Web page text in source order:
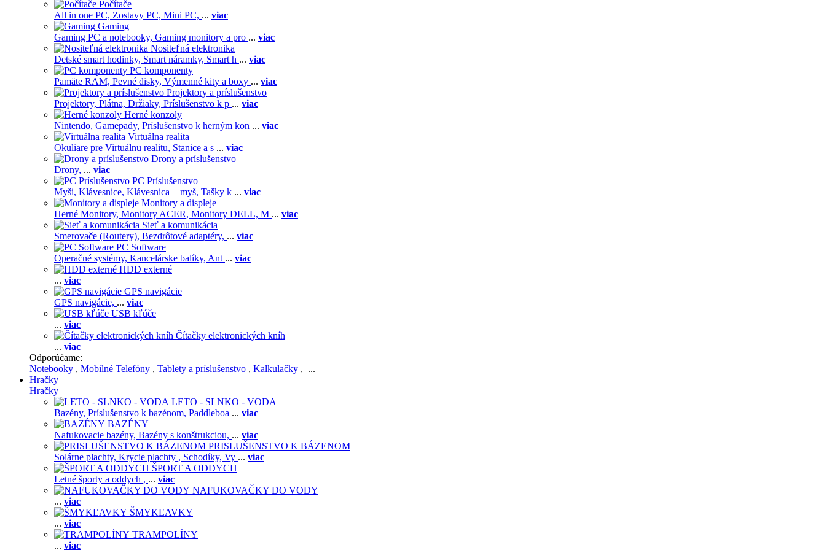
Počítače
All in one PC, Zostavy PC, Mini PC, ... viac
Gaming
Gaming PC a notebooky, Gaming monitory a pro ... viac
Nositeľná elektronika
Detské smart hodinky, Smart náramky, Smart h ... viac
PC komponenty
Pamäte RAM, Pevné disky, Výmenné kity a boxy ... viac
Projektory a príslušenstvo
Projektory, Plátna, Držiaky, Príslušenstvo k p ... viac
Herné konzoly
Nintendo, Gamepady, Príslušenstvo k herným kon ... viac
Virtuálna realita
Okuliare pre Virtuálnu realitu, Stanice a s ... viac
Drony a príslušenstvo
Drony, ... viac
PC Príslušenstvo
Myši, Klávesnice, Klávesnica + myš, Tašky k ... viac
Monitory a displeje
Herné Monitory, Monitory ACER, Monitory DELL, M ... viac
Sieť a komunikácia
Smerovače (Routery), Bezdrôtové adaptéry, ... viac
PC Software
Operačné systémy, Kancelárske balíky, Ant ... viac
HDD externé
... viac
GPS navigácie
GPS navigácie, ... viac
USB kľúče
... viac
Čítačky elektronických kníh
... viac
Odporúčame:
Notebooky , Mobilné Telefóny , Tablety a príslušenstvo , Kalkulačky , ...
Hračky
Hračky
LETO - SLNKO - VODA
Bazény, Príslušenstvo k bazénom, Paddleboa ... viac
BAZÉNY
Nafukovacie bazény, Bazény s konštrukciou, ... viac
PRISLUŠENSTVO K BÁZENOM
Solárne plachty, Krycie plachty , Schodíky, Vy ... viac
ŠPORT A ODDYCH
Letné športy a oddych , ... viac
NAFUKOVAČKY DO VODY
... viac
ŠMYKĽAVKY
... viac
TRAMPOLÍNY
... viac